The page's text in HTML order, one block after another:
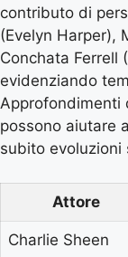
contributo di
(Evelyn Harper),
Conchata Ferrell
evidenziando
Approfondimenti
possono aiutare
subito evoluzioni
Attore
Charlie Sheen